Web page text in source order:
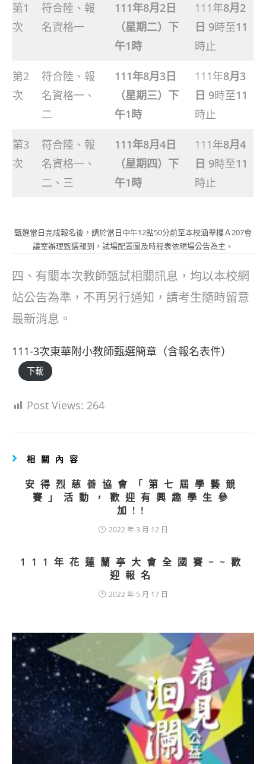
第1
次
符合陸、報
名資格一
111年8月 2日
（星期二）下
午1時
111年8月 2
日 9時至11
時止
第2
次
符合陸、報
名資格一、
二
111年8月3日
（星期三）下
午1時
111年8月3
日 9時至11
時止
第3
次
符合陸、報
名資格一、
二、三
111年8月4日
（星期四）下
午1時
111年8月4
日 9時至11
時止
甄選當日完成報名後，請於當日中午12點50分前至本校涵翠樓Ａ207會
議室辦理甄選報到，試場配置圖及時程表依現場公告為主。
四、有關本次教師甄試相關訊息，均以本校網
站公告為準，不再另行通知，請考生隨時留意
最新消息。
111-3次東華附小教師甄選簡章（含報名表件）
下載
Post Views: 264
相關內容
安得烈慈善協會「第七屆學藝競
賽」活動，歡迎有興趣學生參
加!!
2022 年 3 月 12 日
111年花蓮蘭亭大會全國賽~~歡
迎報名
2022 年 5 月 17 日